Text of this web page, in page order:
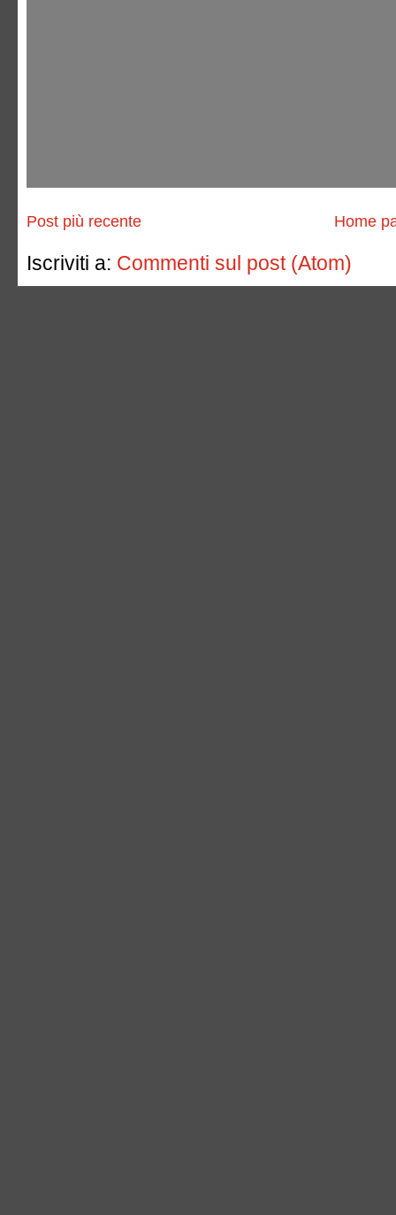
Post più recente Home
Iscriviti a: Commenti sul post (Atom)